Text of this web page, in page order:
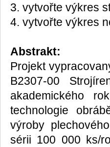
3. vytvořte výkres
4. vytvořte výkres
Abstrakt:
Projekt
B2307-00
akademického
technologie
výroby
sérii 100 000 ks/